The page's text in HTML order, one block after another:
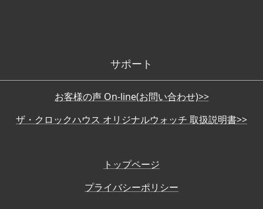
サポート
お客様の声 On-line(お問い合わせ)>>
ザ・クロックハウス オリジナルウォッチ 取扱説明書>>
トップページ
プライバシーポリシー